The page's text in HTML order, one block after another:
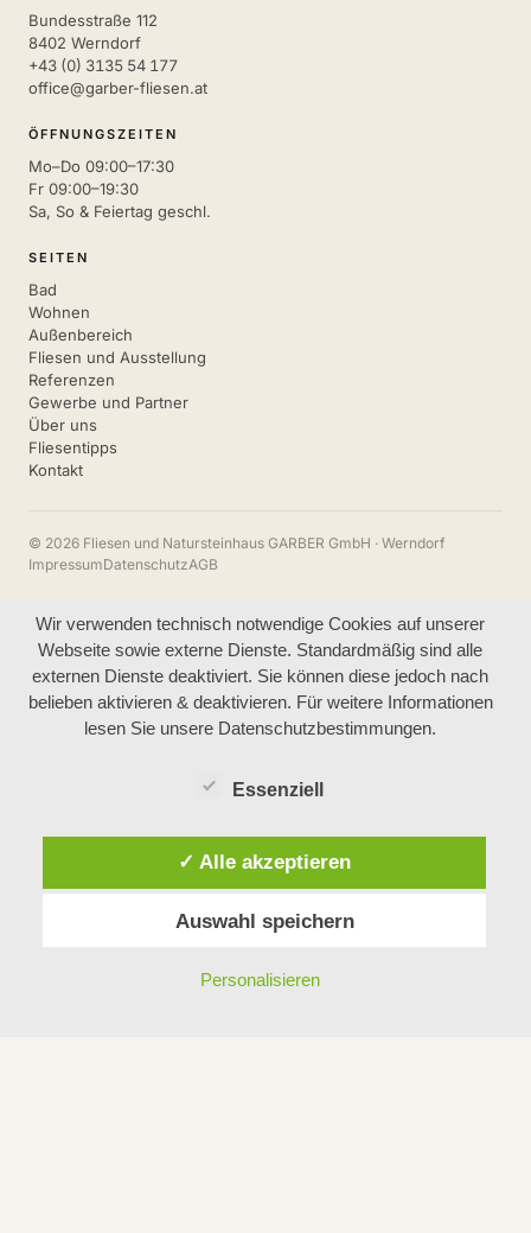
Bundesstraße 112
8402 Werndorf
+43 (0) 3135 54 177
office@garber-fliesen.at
ÖFFNUNGSZEITEN
Mo–Do 09:00–17:30
Fr 09:00–19:30
Sa, So & Feiertag geschl.
SEITEN
Bad
Wohnen
Außenbereich
Fliesen und Ausstellung
Referenzen
Gewerbe und Partner
Über uns
Fliesentipps
Kontakt
© 2026 Fliesen und Natursteinhaus GARBER GmbH · Werndorf
ImpressumDatenschutzAGB
Wir verwenden technisch notwendige Cookies auf unserer
Webseite sowie externe Dienste. Standardmäßig sind alle
externen Dienste deaktiviert. Sie können diese jedoch nach
belieben aktivieren & deaktivieren. Für weitere Informationen
lesen Sie unsere Datenschutzbestimmungen.
Essenziell
✓ Alle akzeptieren
Auswahl speichern
Personalisieren